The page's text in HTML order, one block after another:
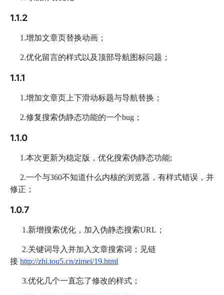
1.1.2
1.增加文章页替换动画；
2.优化留言的样式以及顶部导航图标问题；
1.1.1
1.增加文章页上下滑动标题与导航替换；
2.修复搜索伪静态功能的一个bug；
1.1.0
1.本次更新为稳定版，优化搜索伪静态功能;
2.一个与360不知道什么内核的浏览器，有样式错误，并
修正；
1.0.7
1.新增搜索优化，加入伪静态搜索URL；
2.关键词导入并加入文章搜索词；见链
接 http://zhi.tou5.cn/zimei/19.html
3.优化几个一直忘了修改的样式；